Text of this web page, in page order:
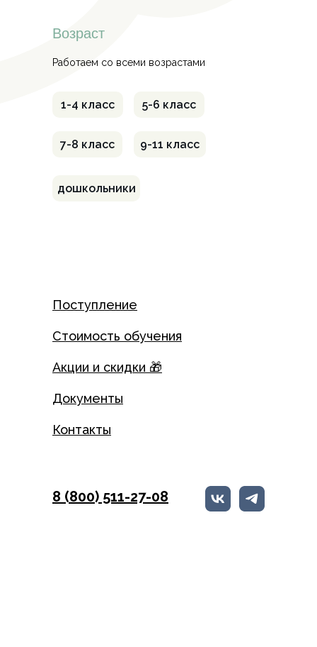
дошкольники
9-11 класс
7-8 класс
1-4 класс 5-6 класс
Работаем со всеми возрастами
Возраст
Поступление
Стоимость обучения
Контакты
Акции и скидки 🎁
Документы
8 (800) 511-27-08